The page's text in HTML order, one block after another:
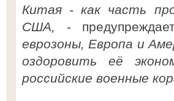
Китая - как часть
США, -
еврозоны, Европа и
оздоровить её
российские военные